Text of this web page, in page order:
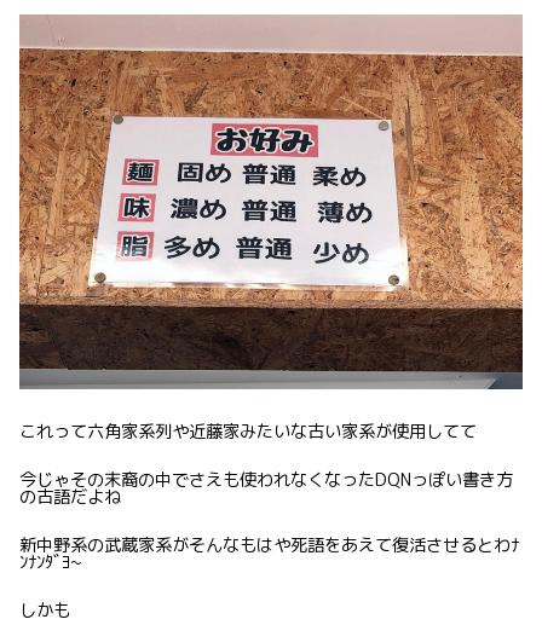
これって六角家系列や近藤家みたいな古い家系が使用してて
今じゃその末裔の中でさえも使われなくなったDQNっぽい書き方
の古語だよね
新中野系の武蔵家系がそんなもはや死語をあえて復活させるとわﾅ
ﾝﾅﾝﾀﾞﾖ~
しかも